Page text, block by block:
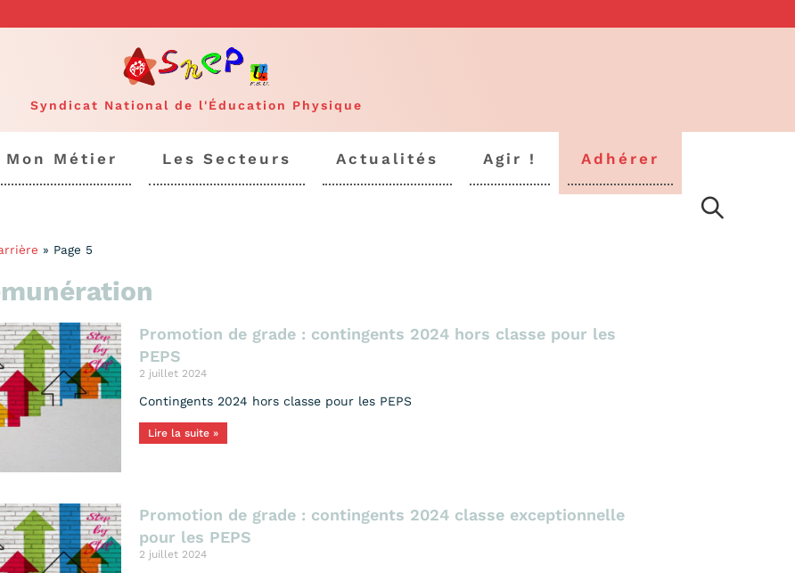
Syndicat National de l'Éducation Physique
Mon Métier Les Secteurs Actualités Agir ! Adhérer
» Page 5
Promotion de grade : contingents 2024 hors classe pour les
PEPS
2 juillet 2024
Contingents 2024 hors classe pour les PEPS
Lire la suite »
Promotion de grade : contingents 2024 classe exceptionnelle
pour les PEPS
2 juillet 2024